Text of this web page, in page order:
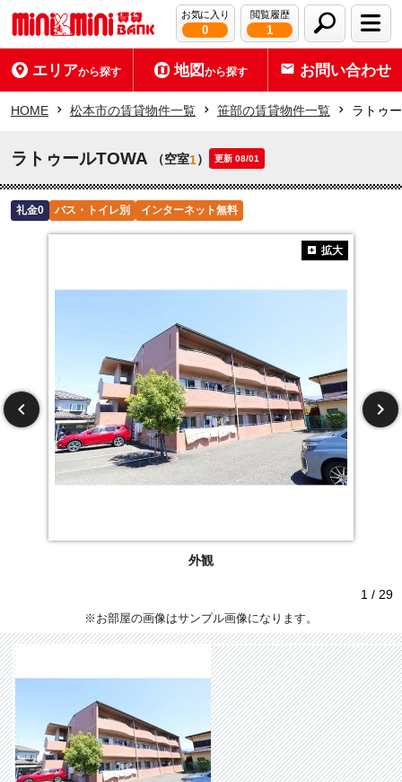
お気に入り
0
閲覧履歴
1
エリアから探す 地図から探す お問い合わせ
HOME 松本市の賃貸物件一覧 笹部の賃貸物件一覧 ラトゥ
ラトゥールTOWA （空室1） 更新 08/01
礼金0 バス・トイレ別 インターネット無料
外観
拡大
1 / 29
※お部屋の画像はサンプル画像になります。